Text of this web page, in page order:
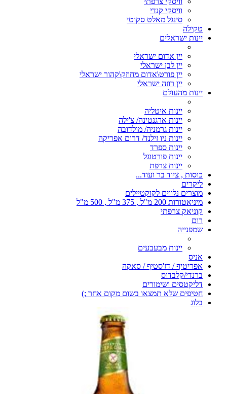
וויסקי קנדי
סינגל מאלט סקוטי
טקילה
יינות ישראלים
יין אדום ישראלי
יין לבן ישראלי
יין פורט\אדום מחוזק\קהור ישראלי
יין רוזה ישראלי
יינות מהעולם
יינות איטליה
יינות ארגנטינה/ צ'ילה
יינות גרמניה/ מולדובה
יינות ניו זילנד/ דרום אפריקה
יינות ספרד
יינות פורטוגל
יינות צרפת
כוסות , ציוד בר ועוד...
ליקרים
מוצרים נלווים לקוקטיילים
מיניאטורות 200 מ"ל , 375 מ"ל , 500 מ"ל
קוניאק צרפתי
רום
שמפנייה
יינות מבעבעים
אניס
אפריטיף / דז'סטיף / סאקה
ברנדי/קלבדוס
דליקטסים ושימורים
חטיפים שלא תמצאו בשום מקום אחר ;)
בלוג